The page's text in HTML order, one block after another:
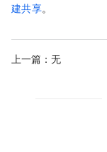
建共享。
上一篇：无